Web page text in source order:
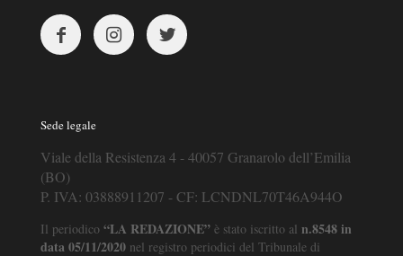
Sede legale
Viale della Resistenza 4 - 40057 Granarolo dell’Emilia
(BO)
P. IVA: 03888911207 - CF: LCNDNL70T46A944O
Il periodico “LA REDAZIONE” è stato iscritto al n.8548 in
data 05/11/2020 nel registro periodici del Tribunale di